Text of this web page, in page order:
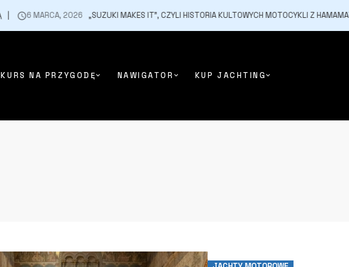
6 MARCA, 2026 „SUZUKI MAKES IT”, CZYLI HISTORIA KULTOWYCH MOTOCYKLI Z
KURS NA PRZYGODĘ NAWIGATOR KUP JACHTING